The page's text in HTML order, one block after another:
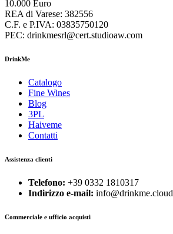
10.000 Euro
REA di Varese: 382556
C.F. e P.IVA: 03835750120
PEC: drinkmesrl@cert.studioaw.com
DrinkMe
Catalogo
Fine Wines
Blog
3PL
Haiveme
Contatti
Assistenza clienti
Telefono: +39 0332 1810317
Indirizzo e-mail: info@drinkme.cloud
Commerciale e ufficio acquisti